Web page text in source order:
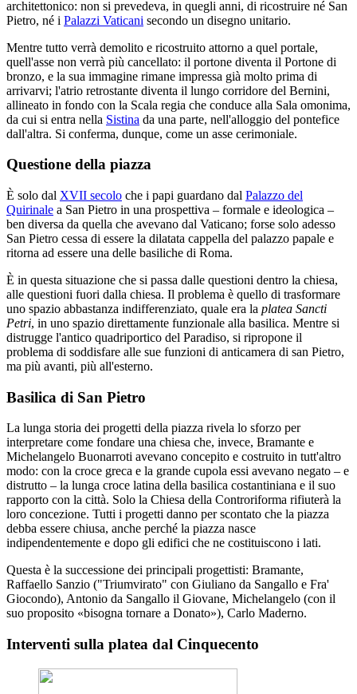
architettonico: non si prevedeva, in quegli anni, di ricostruire né San
Pietro, né i Palazzi Vaticani secondo un disegno unitario.
Mentre tutto verrà demolito e ricostruito attorno a quel portale,
quell'asse non verrà più cancellato: il portone diventa il Portone di
bronzo, e la sua immagine rimane impressa già molto prima di
arrivarvi; l'atrio retrostante diventa il lungo corridore del Bernini,
allineato in fondo con la Scala regia che conduce alla Sala omonima,
da cui si entra nella Sistina da una parte, nell'alloggio del pontefice
dall'altra. Si conferma, dunque, come un asse cerimoniale.
Questione della piazza
È solo dal XVII secolo che i papi guardano dal Palazzo del
Quirinale a San Pietro in una prospettiva – formale e ideologica –
ben diversa da quella che avevano dal Vaticano; forse solo adesso
San Pietro cessa di essere la dilatata cappella del palazzo papale e
ritorna ad essere una delle basiliche di Roma.
È in questa situazione che si passa dalle questioni dentro la chiesa,
alle questioni fuori dalla chiesa. Il problema è quello di trasformare
uno spazio abbastanza indifferenziato, quale era la platea Sancti
Petri, in uno spazio direttamente funzionale alla basilica. Mentre si
distrugge l'antico quadriportico del Paradiso, si ripropone il
problema di soddisfare alle sue funzioni di anticamera di san Pietro,
ma più avanti, più all'esterno.
Basilica di San Pietro
La lunga storia dei progetti della piazza rivela lo sforzo per
interpretare come fondare una chiesa che, invece, Bramante e
Michelangelo Buonarroti avevano concepito e costruito in tutt'altro
modo: con la croce greca e la grande cupola essi avevano negato – e
distrutto – la lunga croce latina della basilica costantiniana e il suo
rapporto con la città. Solo la Chiesa della Controriforma rifiuterà la
loro concezione. Tutti i progetti danno per scontato che la piazza
debba essere chiusa, anche perché la piazza nasce
indipendentemente e dopo gli edifici che ne costituiscono i lati.
Questa è la successione dei principali progettisti: Bramante,
Raffaello Sanzio ("Triumvirato" con Giuliano da Sangallo e Fra'
Giocondo), Antonio da Sangallo il Giovane, Michelangelo (con il
suo proposito «bisogna tornare a Donato»), Carlo Maderno.
Interventi sulla platea dal Cinquecento